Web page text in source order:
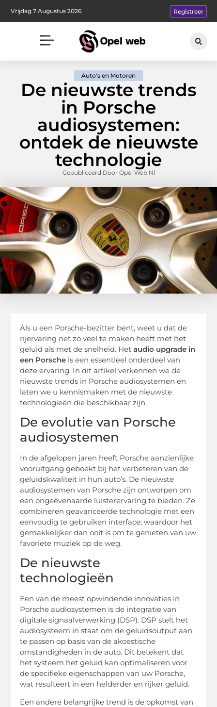
Vrijdag 7 Augustus 2026 Registreer
Auto's en Motoren
De nieuwste trends
in Porsche
audiosystemen:
ontdek de nieuwste
technologie
Gepubliceerd Door Opel Web.nl
Als u een Porsche-bezitter bent, weet u dat de
rijervaring net zo veel te maken heeft met het
geluid als met de snelheid. Hetaudio upgrade in
een Porsche is een essentieel onderdeel van
deze ervaring. In dit artikel verkennen we de
nieuwste trends in Porsche audiosystemen en
laten we u kennismaken met de nieuwste
technologieën die beschikbaar zijn.
De evolutie van Porsche
audiosystemen
In de afgelopen jaren heeft Porsche aanzienlijke
vooruitgang geboekt bij het verbeteren van de
geluidskwaliteit in hun auto’s. De nieuwste
audiosystemen van Porsche zijn ontworpen om
een ongeëvenaarde luisterervaring te bieden. Ze
combineren geavanceerde technologie met een
eenvoudig te gebruiken interface, waardoor het
gemakkelijker dan ooit is om te genieten van uw
favoriete muziek op de weg.
De nieuwste
technologieën
Een van de meest opwindende innovaties in
Porsche audiosystemen is de integratie van
digitale signaalverwerking (DSP). DSP stelt het
audiosysteem in staat om de geluidsoutput aan
te passen op basis van de akoestische
omstandigheden in de auto. Dit betekent dat
het systeem het geluid kan optimaliseren voor
de specifieke eigenschappen van uw Porsche,
wat resulteert in een helderder en rijker geluid.
Een andere belangrijke trend is de opkomst van